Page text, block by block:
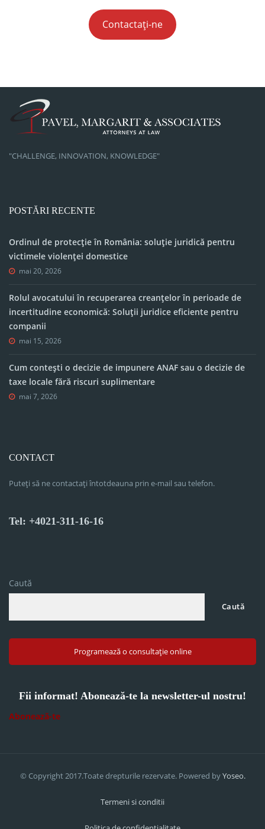
Contactați-ne
"CHALLENGE, INNOVATION, KNOWLEDGE"
POSTĂRI RECENTE
Ordinul de protecție în România: soluție juridică pentru
victimele violenței domestice
mai 20, 2026
Rolul avocatului în recuperarea creanțelor în perioade de
incertitudine economică: Soluții juridice eficiente pentru
companii
mai 15, 2026
Cum contești o decizie de impunere ANAF sau o decizie de
taxe locale fără riscuri suplimentare
mai 7, 2026
CONTACT
Puteți să ne contactați întotdeauna prin e-mail sau telefon.
Tel: +4021-311-16-16
Caută
Caută
Programează o consultație online
Fii informat! Abonează-te la newsletter-ul nostru!
Abonează-te
© Copyright 2017.Toate drepturile rezervate. Powered byYoseo.
Termeni si conditii